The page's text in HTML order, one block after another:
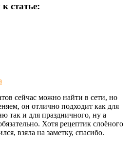
статье:
сейчас можно найти в сети, но
он отлично подходит как для
так и для праздничного, ну а
Хотя рецептик слоёного
взяла на заметку, спасибо.